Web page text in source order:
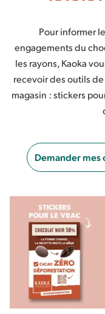
Pour informer
engagements du
les rayons, Kaoka
recevoir des outils
magasin : stickers
Demander